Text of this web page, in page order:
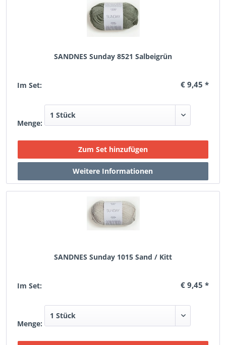
SANDNES Sunday 8521 Salbeigrün
Im Set: € 9,45 *
Menge:
SANDNES Sunday 1015 Sand / Kitt
Im Set: € 9,45 *
Menge: